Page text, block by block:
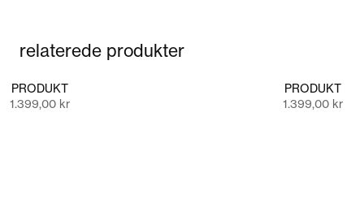
relaterede produkter
PRODUKT
Salgspris
1.399,00 kr
PRODUKT
Salgspris
1.399,00 kr